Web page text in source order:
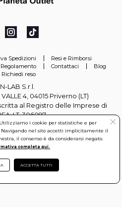
Spedizioni
Resi e Rimborsi
Regolamento Contattaci
Blog
Richiedi reso
LAB S.r.l.
4, 04015 Priverno (LT)
al Registro delle Imprese di
LT-306097
i cookie per statistiche e per
nel sito accetti implicitamente il
il consenso è da considerarsi negato.
completa qui.
ACCETTA TUTTI